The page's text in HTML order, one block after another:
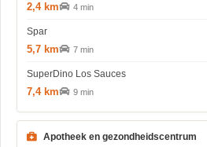
2,4 km 4 min
Spar
5,7 km 7 min
SuperDino Los Sauces
7,4 km 9 min
Apotheek en gezondheidscentrum